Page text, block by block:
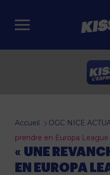
Passer au contenu
Accueil OGC NICE
prendre en Europa League
« UNE
EN EUROPA